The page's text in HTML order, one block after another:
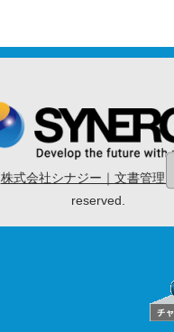
株式会社シナジー｜文書管理
reserved.